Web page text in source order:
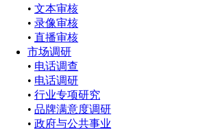
• 文本审核
• 录像审核
• 直播审核
市场调研
• 电话调查
• 电话调研
• 行业专项研究
• 品牌满意度调研
• 政府与公共事业